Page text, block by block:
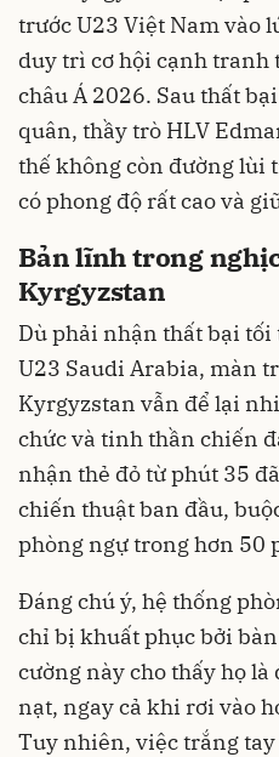
trước U23 Việt Nam vào
duy trì cơ hội cạnh tranh
châu Á 2026. Sau thất
quân, thầy trò HLV
thế không còn đường lùi
có phong độ rất cao và
Bản lĩnh trong
Kyrgyzstan
Dù phải nhận thất bại
U23 Saudi Arabia, màn
Kyrgyzstan vẫn để lại
chức và tinh thần chiến
nhận thẻ đỏ từ phút 35
chiến thuật ban đầu,
phòng ngự trong hơn 50
Đáng chú ý, hệ thống
chỉ bị khuất phục bởi
cường này cho thấy họ
nạt, ngay cả khi rơi vào
Tuy nhiên, việc trắng